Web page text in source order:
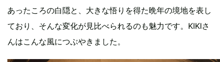
あったころの白隠と、大きな悟りを得た晩年の境地を表し
ており、そんな変化が見比べられるのも魅力です。KIKIさ
んはこんな風につぶやきました。